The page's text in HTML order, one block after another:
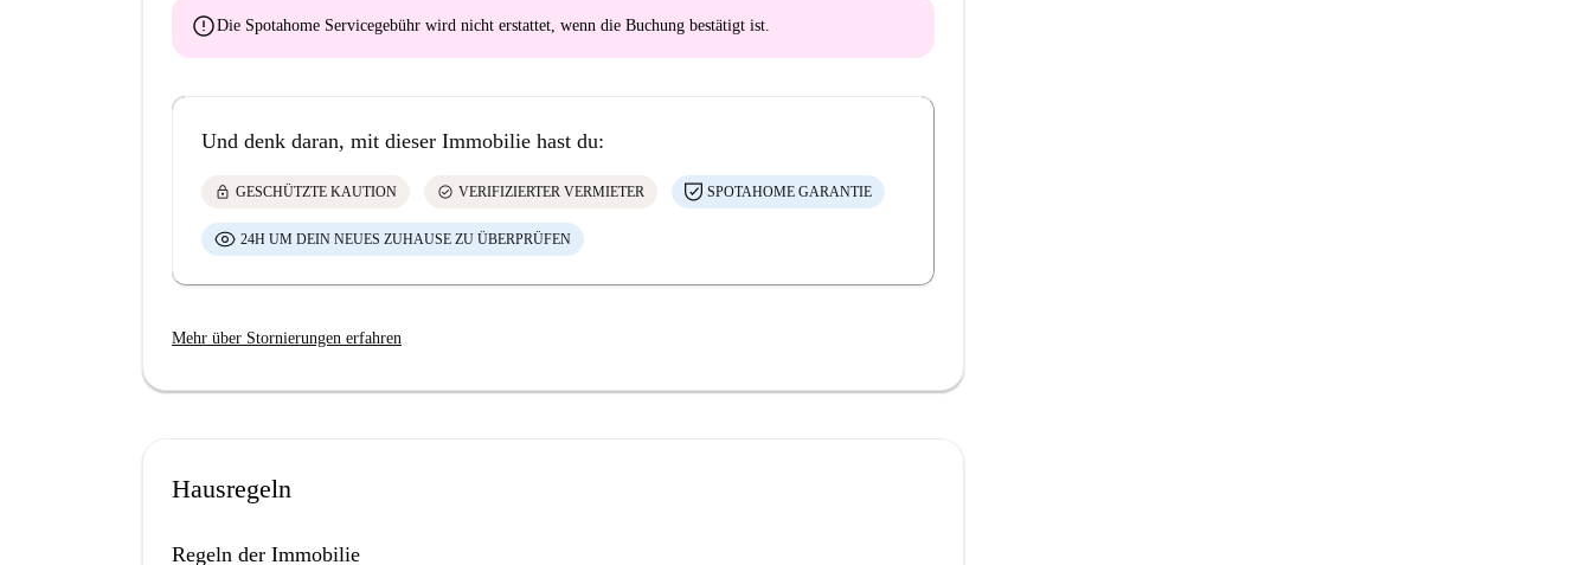
errorDie Spotahome Servicegebühr wird nicht erstattet , wenn die Buchung bestätigt ist.
Und denk daran, mit dieser Immobilie hast du:
lock GESCHÜTZTE KAUTION check_circle VERIFIZIERTER VERMIETER SPOTAHOME GARANTIE
24H UM DEIN NEUES ZUHAUSE ZU ÜBERPRÜFEN
Mehr über Stornierungen erfahren
Hausregeln
Regeln der Immobilie